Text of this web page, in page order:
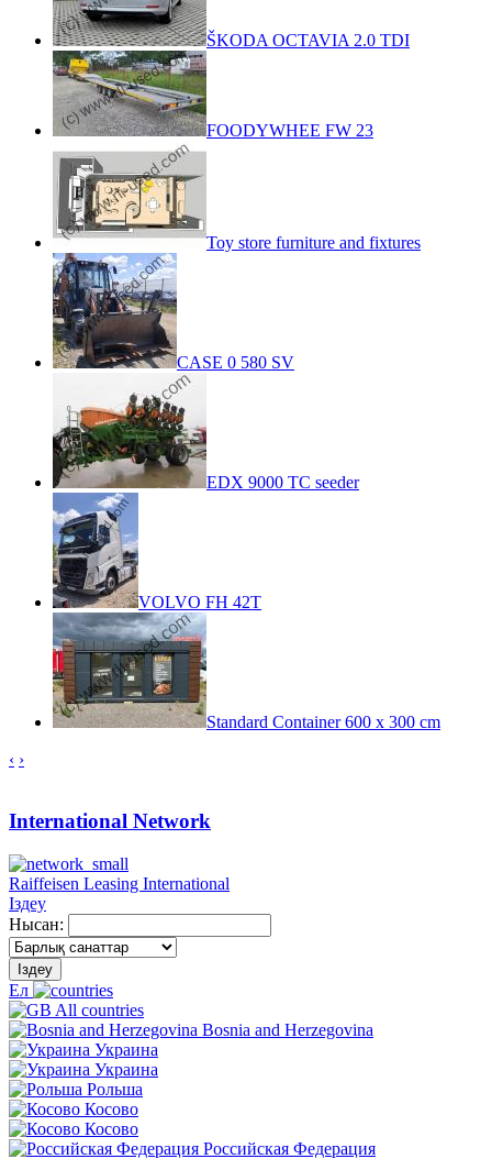
ŠKODA OCTAVIA 2.0 TDI
FOODYWHEE FW 23
Toy store furniture and fixtures
CASE 0 580 SV
EDX 9000 TC seeder
VOLVO FH 42T
Standard Container 600 x 300 cm
‹ ›
International Network
Raiffeisen Leasing International
Іздеу
Нысан:
Іздеу
Ел
All countries
Bosnia and Herzegovina
Украина
Украина
Рольша
Косово
Косово
Российская Федерация